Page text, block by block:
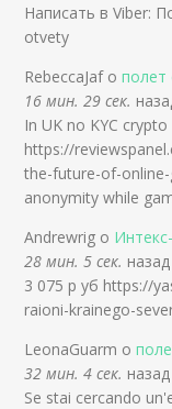
Написать в Viber:
otvety
RebeccaJaf ополет
16 мин. 29 сек.
In UK no KYC
https://
the-future-of-
anonymity while
Andrewrig о
28 мин. 5 сек. назад
3 075 р уб https://
raioni-krainego-
LeonaGuarm о
32 мин. 4 сек. назад
Se stai cercando